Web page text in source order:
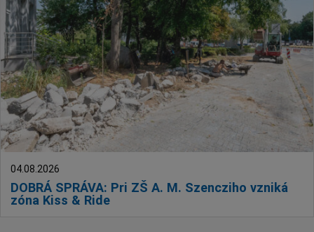
DOBRÁ SPRÁVA: Pri ZŠ A. M. Szencziho vzniká
zóna Kiss & Ride
04.08.2026